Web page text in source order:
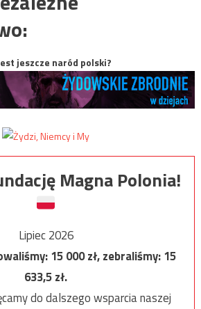
jeszcze naród polski?
Magna Polonia!
Lipiec 2026
15 000zł, zebraliśmy:15
633,5zł.
do dalszego wsparcia naszej